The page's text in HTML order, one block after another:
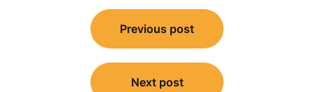
Indlægsnavigation
Previous post
Next post